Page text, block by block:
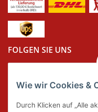
Wie wir Cookies &
Durch Klicken auf „Alle
FOLGEN SIE UNS